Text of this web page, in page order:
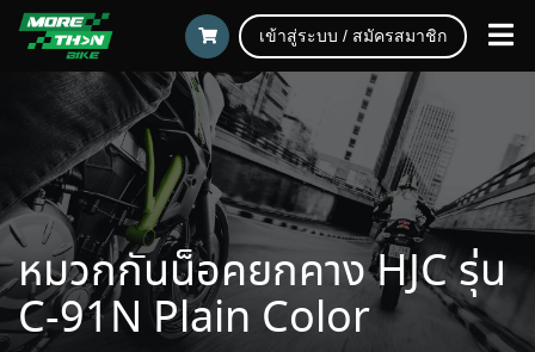
เข้าสู่ระบบ / สมัครสมาชิก
หมวกกันน็อคยกคาง HJC รุ่น
C-91N Plain Color